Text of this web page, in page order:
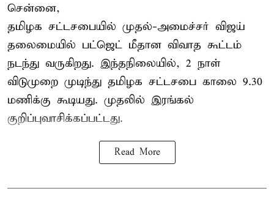
சென்னை,
தமிழக சட்டசபையில் முதல்-அமைச்சர் விஜய்
தலைமையில் பட்ஜெட் மீதான விவாத கூட்டம்
நடந்து வருகிறது. இந்தநிலையில், 2 நாள்
விடுமுறை முடிந்து தமிழக சட்டசபை காலை 9.30
மணிக்கு கூடியது. முதலில் இரங்கல்
குறிப்புவாசிக்கப்பட்டது.
Read More